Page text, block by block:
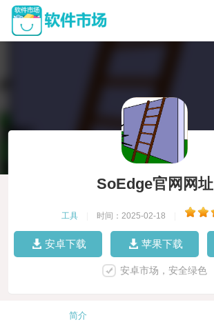
SoEdge官网网址
工具 时间：2025-02-18
安卓下载 苹果下载
安卓市场，安全绿色
简介